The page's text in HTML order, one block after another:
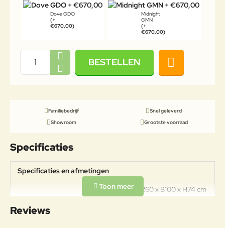
Dove GDO
(+
€670,00)
Midnight
GMN
(+
€670,00)
BESTELLEN
Familiebedrijf
Snel geleverd
Showroom
Grootste voorraad
Specificaties
Specificaties en afmetingen
Specificaties
Afmetingen L260 x B100 x H74 cm
Materiaal: Aluminium Tafelblad:
Reviews